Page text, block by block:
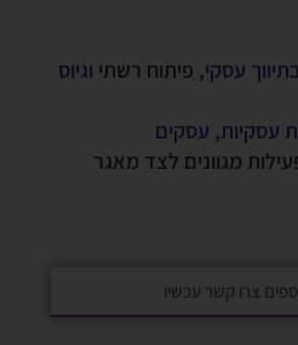
עסקי, פיתוח רשתי וגיוס
עסקיות, עסקים
מגוונים לצד מאגר
צרו קשר עכשיו